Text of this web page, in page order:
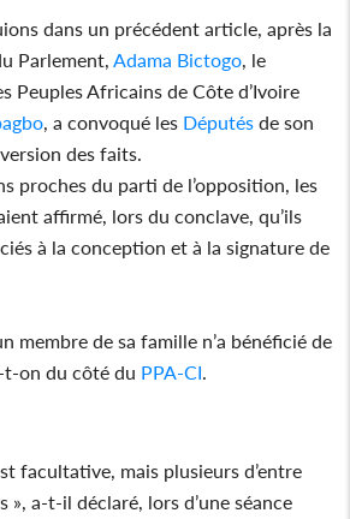
dans un précédent article, après la
Parlement, Adama Bictogo , le
Peuples Africains de Côte d’Ivoire
, a convoqué les Députés de son
des faits.
proches du parti de l’opposition, les
affirmé, lors du conclave, qu’ils
à la conception et à la signature de
membre de sa famille n’a bénéficié de
t-on du côté du PPA-CI
facultative, mais plusieurs d’entre
», a-t-il déclaré, lors d’une séance